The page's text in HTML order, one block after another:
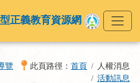
正義教育資源網
覽 此頁路徑： 首頁
人權消息
活動訊息